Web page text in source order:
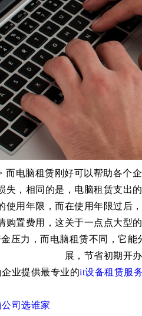
而电脑租赁刚好可以帮助各个
失，相同的是，电脑租赁支出
使用年限，而在使用年限过后
购置费用，这关于一点点大型
压力，而电脑租赁不同，它
展，节省初期开
业提供最专业的it设备租赁服务
公司选谁家